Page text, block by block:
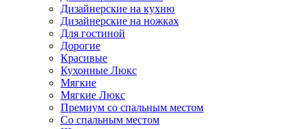
Дизайнерские на кухню
Дизайнерские на ножках
Для гостиной
Дорогие
Красивые
Кухонные Люкс
Мягкие
Мягкие Люкс
Премиум со спальным местом
Со спальным местом